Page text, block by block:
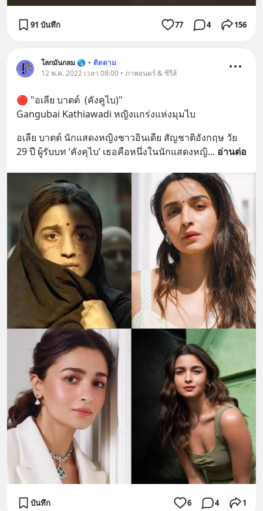
91 บันทึก 77 4 156
โลกมันกลม 🌎 • ติดตาม
12 พ.ค. 2022 เวลา 08:00 • ภาพยนตร์ & ซีรีส์
🔴 "อเลีย บาตต์  (คังคูไบ)"
Gangubai Kathiawadi หญิงแกร่งแห่งมุมไบ
อเลีย บาตต์ นักแสดงหญิงชาวอินเดีย สัญชาติอังกฤษ วัย
29 ปี ผู้รับบท ‘คังคุไบ’ เธอคือหนึ่งในนักแสดงหญิ... อ่านต่อ
บันทึก 6 4 1